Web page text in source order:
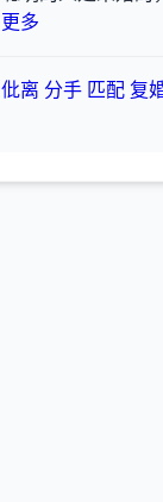
更多
仳离 分手 匹配 复